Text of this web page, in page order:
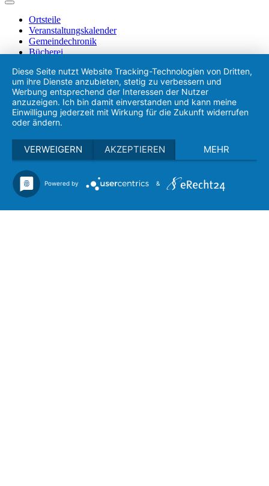
Ortsteile
Veranstaltungskalender
Gemeindechronik
Bücherei
Jugendbetreuung
Schule & Bildung
Soziales
Vereinswesen
Feuerwehren
Freizeit & Kultur
Gastronomie & Regionales
Gewerbe
Heimatgschichtn - München TV
Diese Seite nutzt Website Tracking-Technologien von Dritten,
um ihre Dienste anzubieten, stetig zu verbessern und
Werbung entsprechend der Interessen der Nutzer
anzuzeigen. Ich bin damit einverstanden und kann meine
Einwilligung jederzeit mit Wirkung für die Zukunft widerrufen
oder ändern.
VERWEIGERN AKZEPTIEREN MEHR
Powered by &